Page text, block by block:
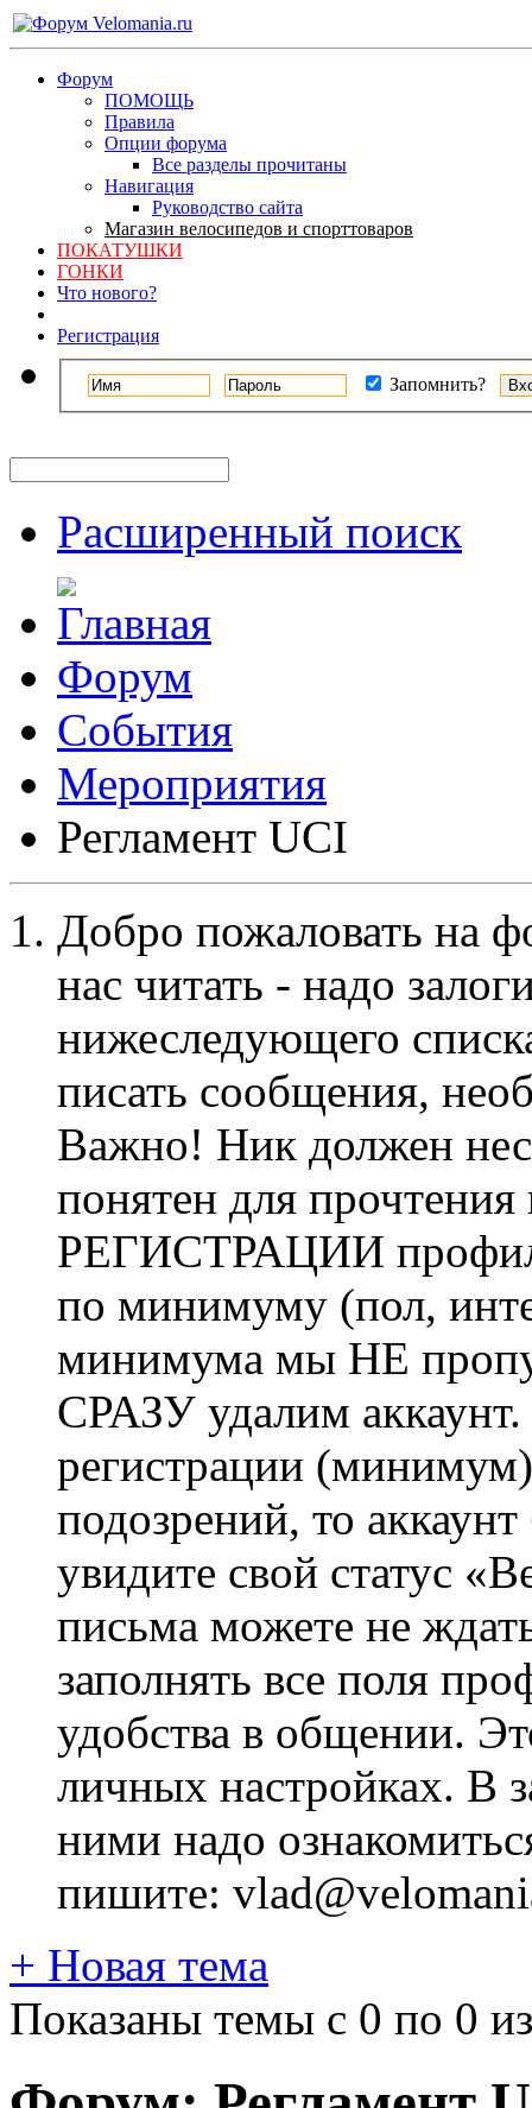
Форум
ПОМОЩЬ
Правила
Опции форума
Все разделы прочитаны
Навигация
Руководство сайта
Магазин велосипедов и спорттоваров
ПОКАТУШКИ
ГОНКИ
Что нового?
Регистрация
Запомнить?
Расширенный поиск
Форум
События
Мероприятия
Регламент UCI
Добро пожаловать на
нас читать - надо
нижеследующего
писать сообщения,
Важно! Ник должен
понятен для
РЕГИСТРАЦИИ профиль
по минимуму (пол,
минимума мы НЕ
СРАЗУ удалим
регистрации
подозрений, то
увидите свой статус
письма можете не
заполнять все поля
удобства в общении.
личных настройках. В
ними надо
пишите:
+ Новая тема
Показаны темы с 0 по 0